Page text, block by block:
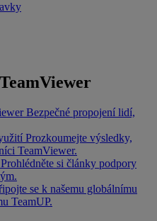
Bezpečné propojení lidí,
Prozkoumejte výsledky,
TeamViewer.
Prohlédněte si články podpory
se k našemu globálnímu
TeamUP.